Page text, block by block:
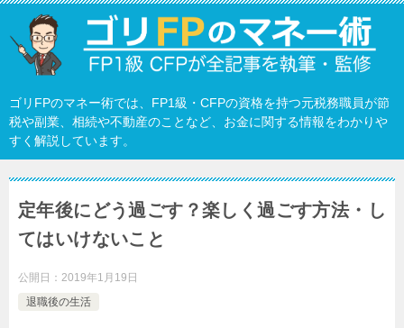
ゴリFPのマネー術では、FP1級・CFPの資格を持つ元税務職員が節
税や副業、相続や不動産のことなど、お金に関する情報をわかりや
すく解説しています。
定年後にどう過ごす？楽しく過ごす方法・し
てはいけないこと
公開日： 2019年1月19日
退職後の生活